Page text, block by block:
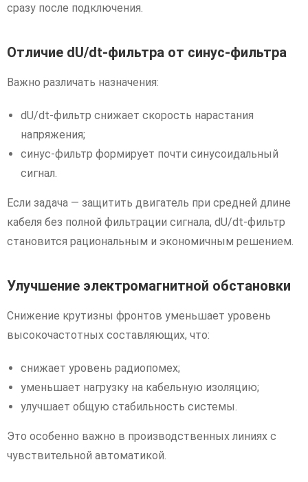
сразу после подключения.
Отличие dU/dt-фильтра от синус-фильтра
Важно различать назначения:
dU/dt-фильтр снижает скорость нарастания
напряжения;
синус-фильтр формирует почти синусоидальный
сигнал.
Если задача — защитить двигатель при средней длине
кабеля без полной фильтрации сигнала, dU/dt-фильтр
становится рациональным и экономичным решением.
Улучшение электромагнитной обстановки
Снижение крутизны фронтов уменьшает уровень
высокочастотных составляющих, что:
снижает уровень радиопомех;
уменьшает нагрузку на кабельную изоляцию;
улучшает общую стабильность системы.
Это особенно важно в производственных линиях с
чувствительной автоматикой.